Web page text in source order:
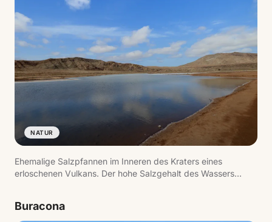
NATUR
Ehemalige Salzpfannen im Inneren des Kraters eines
erloschenen Vulkans. Der hohe Salzgehalt des Wassers
Buracona